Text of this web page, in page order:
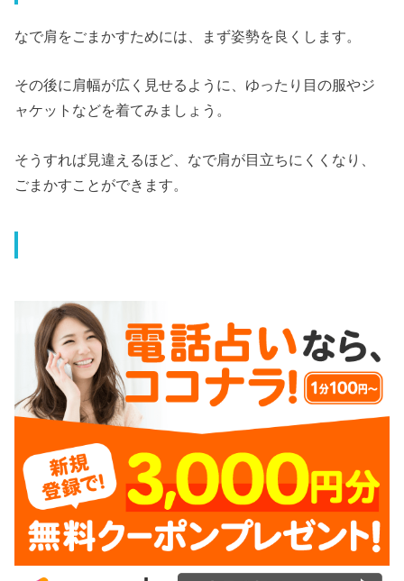
なで肩をごまかすためには、まず姿勢を良くします。
その後に肩幅が広く見せるように、ゆったり目の服やジ
ャケットなどを着てみましょう。
そうすれば見違えるほど、なで肩が目立ちにくくなり、
ごまかすことができます。